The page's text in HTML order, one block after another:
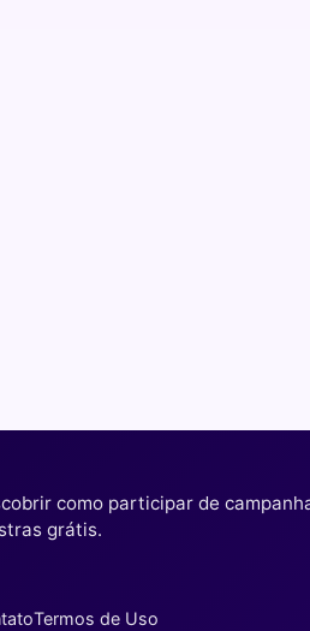
como participar de
grátis.
Termos de Uso